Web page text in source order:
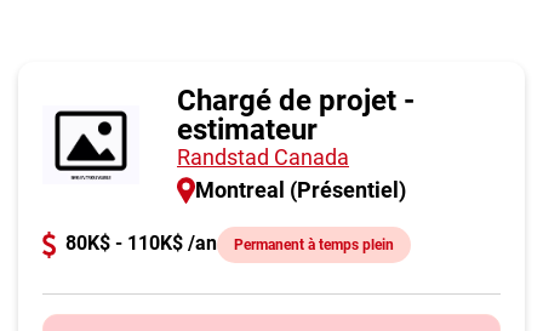
Chargé de projet -
estimateur
Randstad Canada
Montreal (Présentiel)
80K$ - 110K$ /an Permanent à temps plein